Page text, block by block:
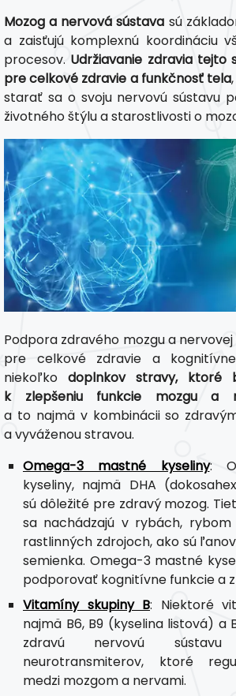
Mozog a nervová sústava sú
a zaisťujú komplexnú koordináciu
procesov. Udržiavanie zdravia tejto
pre celkové zdravie a funkčnosť tela
starať sa o svoju nervovú sústavu
životného štýlu a starostlivosti o
Podpora zdravého mozgu a
pre celkové zdravie a
niekoľko doplnkov stravy, ktoré
k zlepšeniu funkcie mozgu a
a to najmä v kombinácii so
a vyváženou stravou.
Omega-3 mastné kyseliny:
kyseliny, najmä DHA
sú dôležité pre zdravý mozog.
sa nachádzajú v rybách,
rastlinných zdrojoch, ako sú
semienka. Omega-3 mastné
podporovať kognitívne funkcie a
Vitamíny skupiny B: Niektoré
najmä B6, B9 (kyselina listová) a
zdravú nervovú
neurotransmiterov, ktoré
medzi mozgom a nervami.